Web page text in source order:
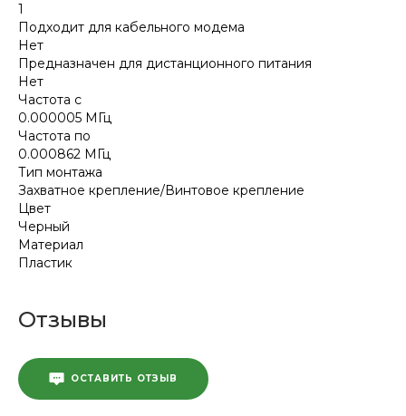
1
Подходит для кабельного модема
Нет
Предназначен для дистанционного питания
Нет
Частота с
0.000005 МГц
Частота по
0.000862 МГц
Тип монтажа
Захватное крепление/Винтовое крепление
Цвет
Черный
Материал
Пластик
Отзывы
ОСТАВИТЬ ОТЗЫВ